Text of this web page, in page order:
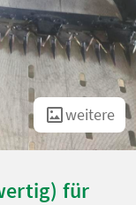
weitere
für